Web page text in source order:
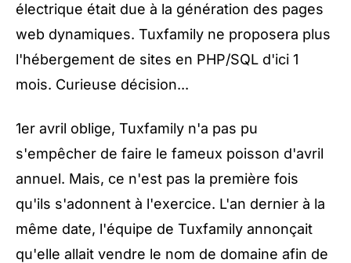
électrique était due à la génération des pages
web dynamiques. Tuxfamily ne proposera plus
l'hébergement de sites en PHP/SQL d'ici 1
mois. Curieuse décision...
1er avril oblige, Tuxfamily n'a pas pu
s'empêcher de faire le fameux poisson d'avril
annuel. Mais, ce n'est pas la première fois
qu'ils s'adonnent à l'exercice. L'an dernier à la
même date, l'équipe de Tuxfamily annonçait
qu'elle allait vendre le nom de domaine afin de